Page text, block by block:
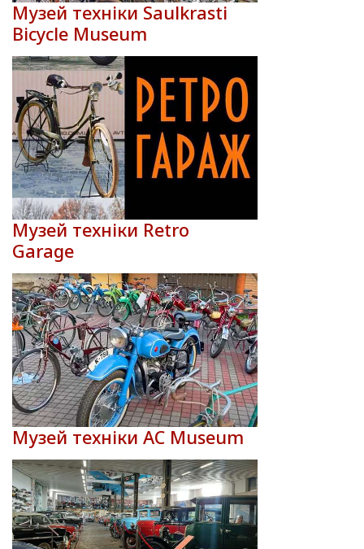
Музей техніки Saulkrasti
Bicycle Museum
Музей техніки Retro
Garage
Музей техніки AC Museum